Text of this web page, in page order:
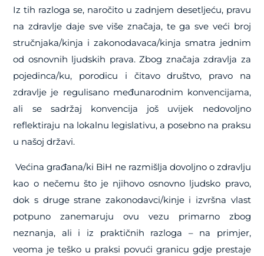
Iz tih razloga se, naročito u zadnjem desetljeću, pravu
na zdravlje daje sve više značaja, te ga sve veći broj
stručnjaka/kinja i zakonodavaca/kinja smatra jednim
od osnovnih ljudskih prava. Zbog značaja zdravlja za
pojedinca/ku, porodicu i čitavo društvo, pravo na
zdravlje je regulisano međunarodnim konvencijama,
ali se sadržaj konvencija još uvijek nedovoljno
reflektiraju na lokalnu legislativu, a posebno na praksu
u našoj državi.
Većina građana/ki BiH ne razmišlja dovoljno o zdravlju
kao o nečemu što je njihovo osnovno ljudsko pravo,
dok s druge strane zakonodavci/kinje i izvršna vlast
potpuno zanemaruju ovu vezu primarno zbog
neznanja, ali i iz praktičnih razloga – na primjer,
veoma je teško u praksi povući granicu gdje prestaje